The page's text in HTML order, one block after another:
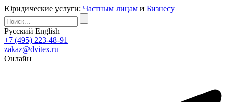
Юридические услуги: Частным лицам и Бизнесу
Русский English
+7 (495) 223-48-91
zakaz@dvitex.ru
Онлайн